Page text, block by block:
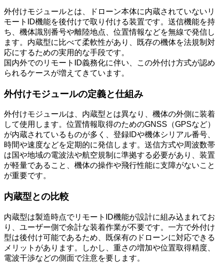
外付けモジュールとは、ドローン本体に内蔵されていないリ
モートID機能を後付けで取り付ける装置です。送信機能を持
ち、機体識別番号や離陸地点、位置情報などを無線で発信し
ます。内蔵型に比べて柔軟性があり、既存の機体を法規制対
応にするための実用的な手段です。
国内外でのリモートID義務化に伴い、この外付け方式が認め
られるケースが増えてきています。
外付けモジュールの定義と仕組み
外付けモジュールは、内蔵型とは異なり、機体の外側に装着
して使用します。位置情報取得のためのGNSS（GPSなど）
が内蔵されているものが多く、登録IDや機体シリアル番号、
時間や速度などを定期的に発信します。送信方式や周波数帯
は国や地域の電波法や航空規制に準拠する必要があり、装置
が軽量であること、機体の操作や飛行性能に支障がないこと
が重要です。
内蔵型との比較
内蔵型は製造時点でリモートID機能が設計に組み込まれてお
り、ユーザー側で余計な装着作業が不要です。一方で外付け
型は後付け可能であるため、既保有のドローンに対応できる
メリットがあります。しかし、重さの増加や位置取得精度、
電波干渉などの側面で注意を要します。